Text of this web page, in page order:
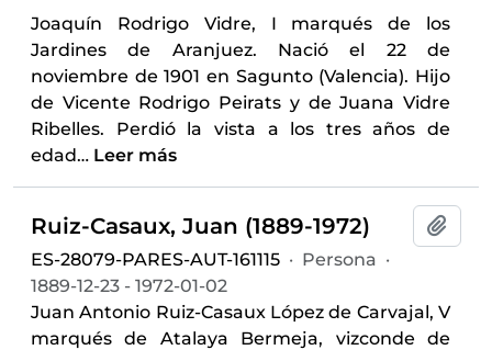
Joaquín Rodrigo Vidre, I marqués de los
Jardines de Aranjuez. Nació el 22 de
noviembre de 1901 en Sagunto (Valencia). Hijo
de Vicente Rodrigo Peirats y de Juana Vidre
Ribelles. Perdió la vista a los tres años de
edad… Leer más
Ruiz-Casaux, Juan (1889-1972)
ES-28079-PARES-AUT-161115 · Persona ·
1889-12-23 - 1972-01-02
Juan Antonio Ruiz-Casaux López de Carvajal, V
marqués de Atalaya Bermeja, vizconde de